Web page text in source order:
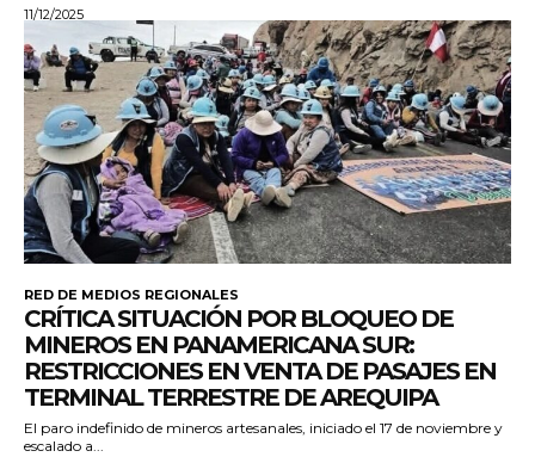
11/12/2025
RED DE MEDIOS REGIONALES
CRÍTICA SITUACIÓN POR BLOQUEO DE
MINEROS EN PANAMERICANA SUR:
RESTRICCIONES EN VENTA DE PASAJES EN
TERMINAL TERRESTRE DE AREQUIPA
El paro indefinido de mineros artesanales, iniciado el 17 de noviembre y
escalado a...